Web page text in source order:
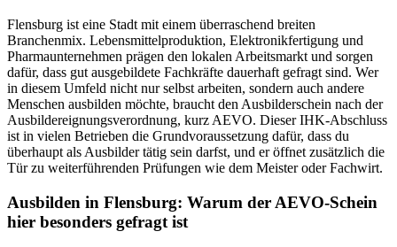
Flensburg ist eine Stadt mit einem überraschend breiten
Branchenmix. Lebensmittelproduktion, Elektronikfertigung und
Pharmaunternehmen prägen den lokalen Arbeitsmarkt und sorgen
dafür, dass gut ausgebildete Fachkräfte dauerhaft gefragt sind. Wer
in diesem Umfeld nicht nur selbst arbeiten, sondern auch andere
Menschen ausbilden möchte, braucht den Ausbilderschein nach der
Ausbildereignungsverordnung, kurz AEVO. Dieser IHK-Abschluss
ist in vielen Betrieben die Grundvoraussetzung dafür, dass du
überhaupt als Ausbilder tätig sein darfst, und er öffnet zusätzlich die
Tür zu weiterführenden Prüfungen wie dem Meister oder Fachwirt.
Ausbilden in Flensburg: Warum der AEVO-Schein
hier besonders gefragt ist